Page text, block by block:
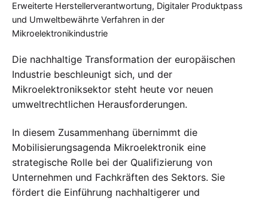
Erweiterte Herstellerverantwortung, Digitaler Produktpass
und Umweltbewährte Verfahren in der
Mikroelektronikindustrie
Die nachhaltige Transformation der europäischen
Industrie beschleunigt sich, und der
Mikroelektroniksektor steht heute vor neuen
umweltrechtlichen Herausforderungen.
In diesem Zusammenhang übernimmt die
Mobilisierungsagenda Mikroelektronik eine
strategische Rolle bei der Qualifizierung von
Unternehmen und Fachkräften des Sektors. Sie
fördert die Einführung nachhaltigerer und